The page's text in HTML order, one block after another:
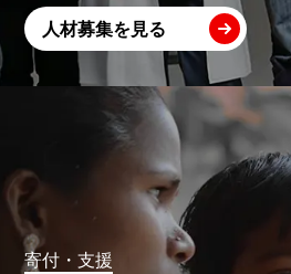
人材募集を見る
寄付・支援